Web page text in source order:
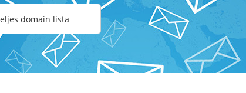
domain lista